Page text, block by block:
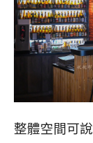
整體空間可